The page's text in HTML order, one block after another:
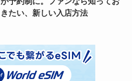
きたい、新しい入店方法